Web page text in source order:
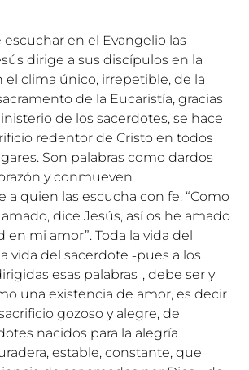
escuchar en el Evangelio las
dirige a sus discípulos en la
el clima único, irrepetible, de la
de la Eucaristía, gracias
de los sacerdotes, se hace
redentor de Cristo en todos
Son palabras como dardos
y conmueven
a quien las escucha con fe. “Como
dice Jesús, así os he amado
en mi amor”. Toda la vida del
vida del sacerdote ˗pues a los
esas palabras˗, debe ser y
una existencia de amor, es decir
gozoso y alegre, de
nacidos para la alegría
estable, constante, que